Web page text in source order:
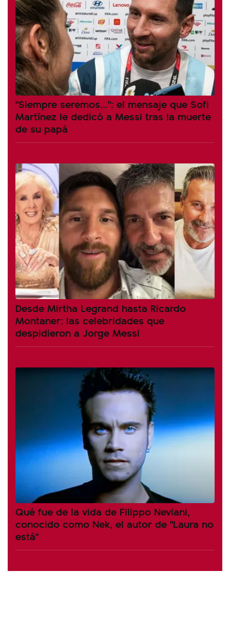
"Siempre seremos...": el mensaje que Sofi
Martínez le dedicó a Messi tras la muerte
de su papá
Desde Mirtha Legrand hasta Ricardo
Montaner: las celebridades que
despidieron a Jorge Messi
Qué fue de la vida de Filippo Neviani,
conocido como Nek, el autor de "Laura no
está"